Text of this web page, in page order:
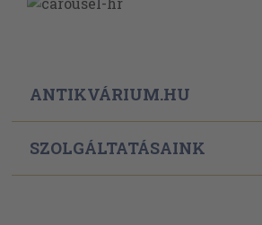
ANTIKVÁRIUM.HU
SZOLGÁLTATÁSAINK